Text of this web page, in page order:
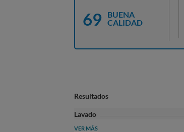
69
BUENA
CALIDAD
Resultados
Lavado
VER MÁS